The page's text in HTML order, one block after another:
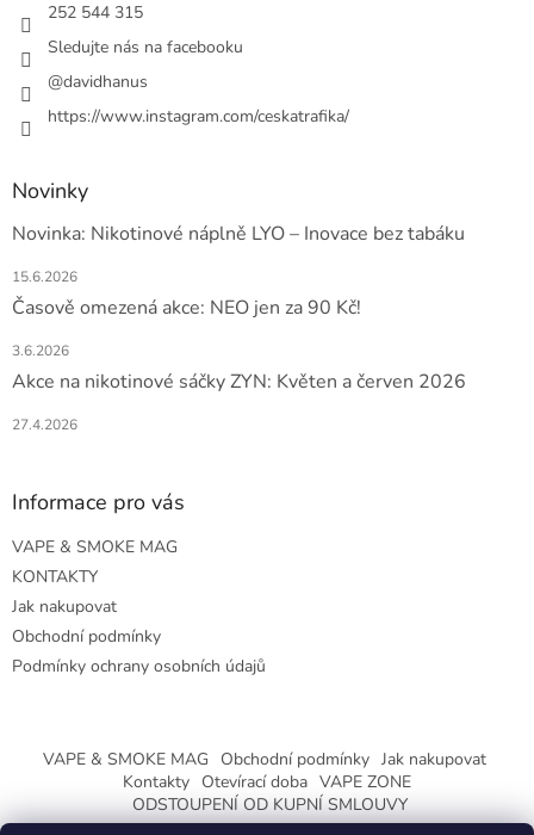
252 544 315
Sledujte nás na facebooku
@davidhanus
https://www.instagram.com/ceskatrafika/
Novinky
Novinka: Nikotinové náplně LYO – Inovace bez tabáku
15.6.2026
Časově omezená akce: NEO jen za 90 Kč!
3.6.2026
Akce na nikotinové sáčky ZYN: Květen a červen 2026
27.4.2026
Informace pro vás
VAPE & SMOKE MAG
KONTAKTY
Jak nakupovat
Obchodní podmínky
Podmínky ochrany osobních údajů
VAPE & SMOKE MAG Obchodní podmínky Jak nakupovat
Kontakty Otevírací doba VAPE ZONE
ODSTOUPENÍ OD KUPNÍ SMLOUVY